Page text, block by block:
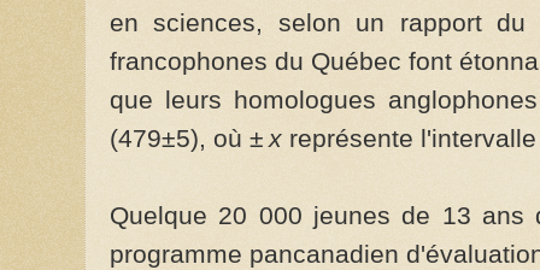
en sciences, selon un rapport
francophones du Québec font
que leurs homologues
(479±5), où ±x représente
Quelque 20 000 jeunes de 13
programme pancanadien